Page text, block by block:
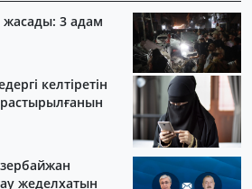
жасады: 3 адам
келтіретін
жеделхатын